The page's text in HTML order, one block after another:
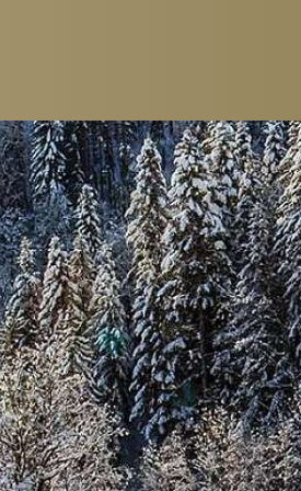
ZIMMER & SUITEN
EINZELZIMMER
DOPPELZIMMER
JUNIOR SUITEN
SUITEN
FAMILIENZIMMER
PACKAGES